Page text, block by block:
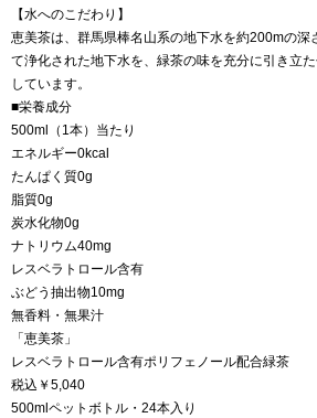
【水へのこだわり】
恵美茶は、群馬県棒名山系の地下水を約200mの深
て浄化された地下水を、緑茶の味を充分に引き立
しています。
■栄養成分
500ml（1本）当たり
エネルギー0kcal
たんぱく質0g
脂質0g
炭水化物0g
ナトリウム40mg
レスベラトロール含有
ぶどう抽出物10mg
無香料・無果汁
「恵美茶」
レスベラトロール含有ポリフェノール配合緑茶
税込￥5,040
500mlペットボトル・24本入り